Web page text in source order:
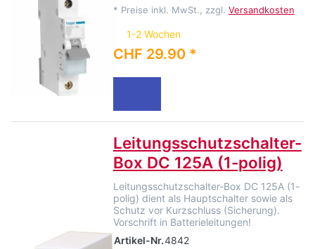
* Preise inkl. MwSt., zzgl. Versandkosten
1-2 Wochen
CHF 29.90 *
Leitungsschutzschalter-
Box DC 125A (1-polig)
Leitungsschutzschalter-Box DC 125A (1-
polig) dient als Hauptschalter sowie als
Schutz vor Kurzschluss (Sicherung).
Vorschrift in Batterieleitungen!
Artikel-Nr.4842